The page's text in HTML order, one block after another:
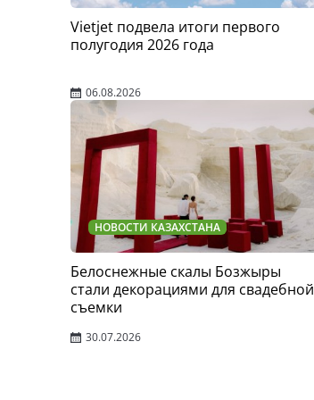
Vietjet подвела итоги первого
полугодия 2026 года
06.08.2026
НОВОСТИ КАЗАХСТАНА
Белоснежные скалы Бозжыры
стали декорациями для свадебной
съемки
30.07.2026